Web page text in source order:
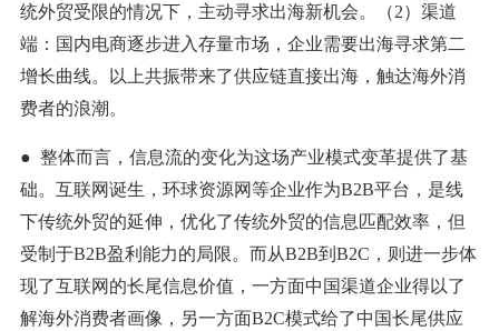
统外贸受限的情况下，主动寻求出海新机会。（2）渠道
端：国内电商逐步进入存量市场，企业需要出海寻求第二
增长曲线。以上共振带来了供应链直接出海，触达海外消
费者的浪潮。
● 整体而言，信息流的变化为这场产业模式变革提供了基
础。互联网诞生，环球资源网等企业作为B2B平台，是线
下传统外贸的延伸，优化了传统外贸的信息匹配效率，但
受制于B2B盈利能力的局限。而从B2B到B2C，则进一步体
现了互联网的长尾信息价值，一方面中国渠道企业得以了
解海外消费者画像，另一方面B2C模式给了中国长尾供应